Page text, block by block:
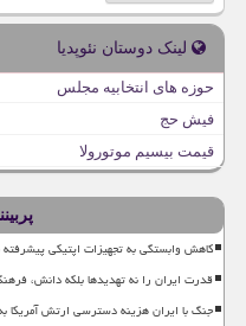
لینک دوستان نئوپدیا
حوزه های انتخابیه مجلس
فیش حج
قیمت بیسیم موتورولا
کاهش وابستگی به تجهیزات اپتیکی
قدرت ایران را نه تهدیدها بلکه دانش،
جنگ با ایران هزینه دسترسی ارتش آمریکا